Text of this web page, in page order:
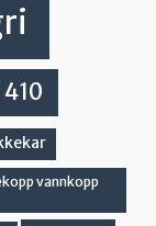
vannkopp